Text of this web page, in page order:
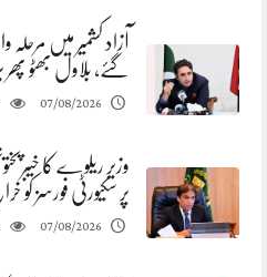
آزاد کشمیر میں مرحلہ
گئے، بلاول بھٹو
07/08/2026
پر سکیورٹی فورسز کو
07/08/2026